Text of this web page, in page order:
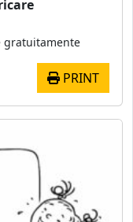
gratuitamente
PRINT